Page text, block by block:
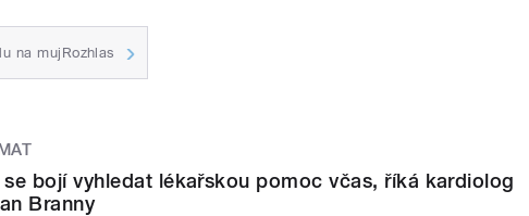
na mujRozhlas
se bojí vyhledat lékařskou pomoc včas, říká kardiolog
Branny